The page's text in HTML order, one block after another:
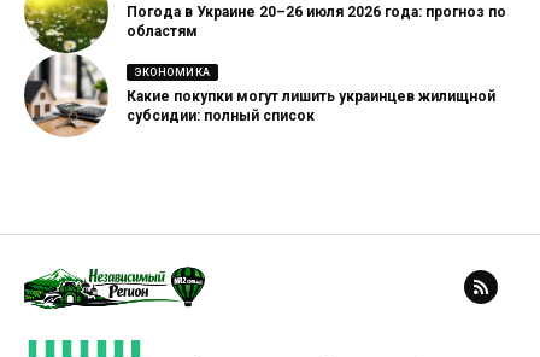
Погода в Украине 20–26 июля 2026 года: прогноз по
областям
ЭКОНОМИКА
Какие покупки могут лишить украинцев жилищной
субсидии: полный список